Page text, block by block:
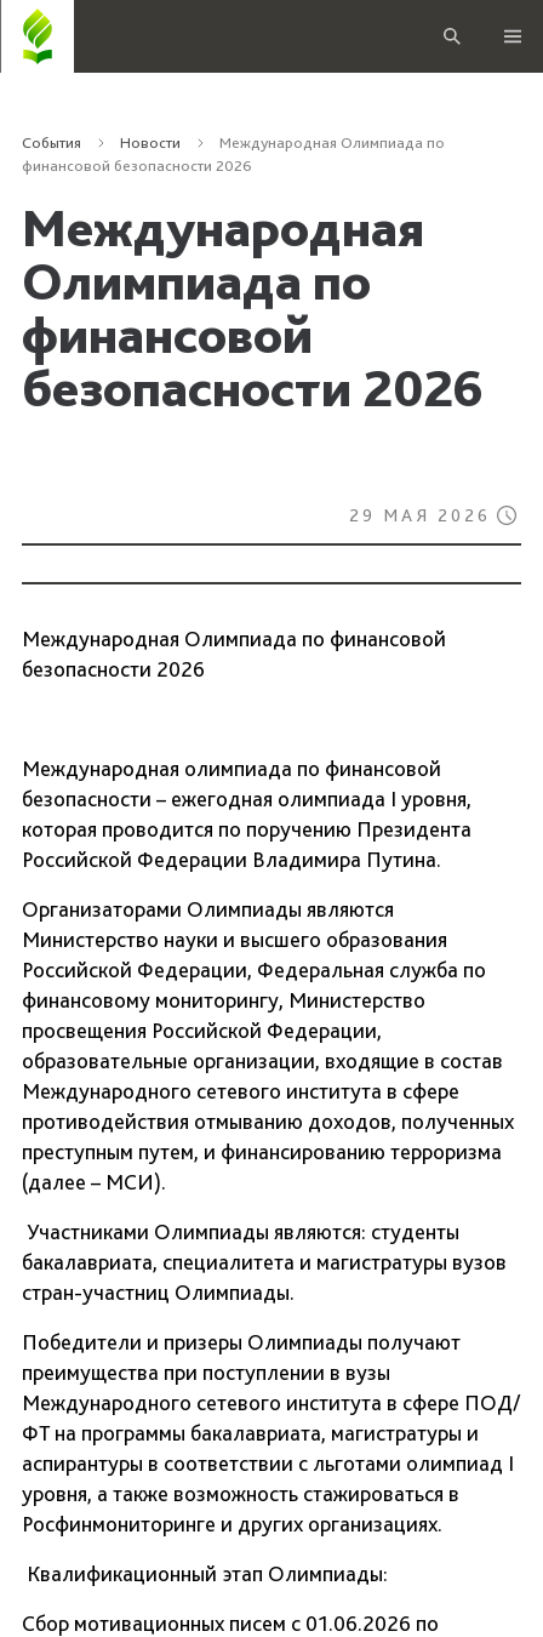
События Новости
Международная Олимпиада по
финансовой безопасности 2026
Международная
Олимпиада по
финансовой
безопасности 2026
29 МАЯ 2026
Международная Олимпиада по финансовой
безопасности 2026
Международная олимпиада по финансовой
безопасности – ежегодная олимпиада I уровня,
которая проводится по поручению Президента
Российской Федерации Владимира Путина.
Организаторами Олимпиады являются
Министерство науки и высшего образования
Российской Федерации, Федеральная служба по
финансовому мониторингу, Министерство
просвещения Российской Федерации,
образовательные организации, входящие в состав
Международного сетевого института в сфере
противодействия отмыванию доходов, полученных
преступным путем, и финансированию терроризма
(далее – МСИ).
Участниками Олимпиады являются: студенты
бакалавриата, специалитета и магистратуры вузов
стран-участниц Олимпиады.
Победители и призеры Олимпиады получают
преимущества при поступлении в вузы
Международного сетевого института в сфере ПОД/
ФТ на программы бакалавриата, магистратуры и
аспирантуры в соответствии с льготами олимпиад I
уровня, а также возможность стажироваться в
Росфинмониторинге и других организациях.
Квалификационный этап Олимпиады:
Сбор мотивационных писем с 01.06.2026 по